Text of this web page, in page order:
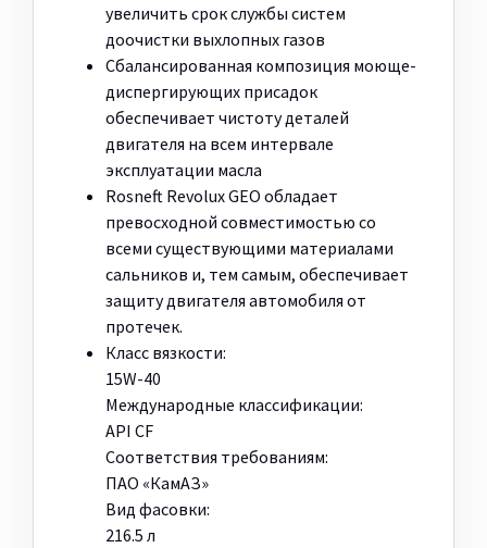
увеличить срок службы систем
доочистки выхлопных газов
Сбалансированная композиция моюще-
диспергирующих присадок
обеспечивает чистоту деталей
двигателя на всем интервале
эксплуатации масла
Rosneft Revolux GEO обладает
превосходной совместимостью со
всеми существующими материалами
сальников и, тем самым, обеспечивает
защиту двигателя автомобиля от
протечек.
Класс вязкости:
15W-40
Международные классификации:
API CF
Соответствия требованиям:
ПАО «КамАЗ»
Вид фасовки:
216.5 л